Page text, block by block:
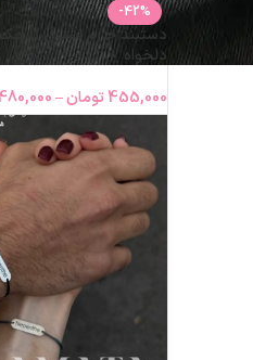
-42%
دستبند چارم استیل با
دلخواه
455,000 تومان–